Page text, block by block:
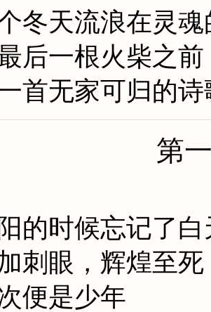
冬天流浪在灵
后一根火柴之前
首无家可归的诗
第
的时候忘记了白
刺眼，辉煌至死
便是少年